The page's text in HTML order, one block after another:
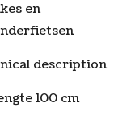
en
description
100 cm